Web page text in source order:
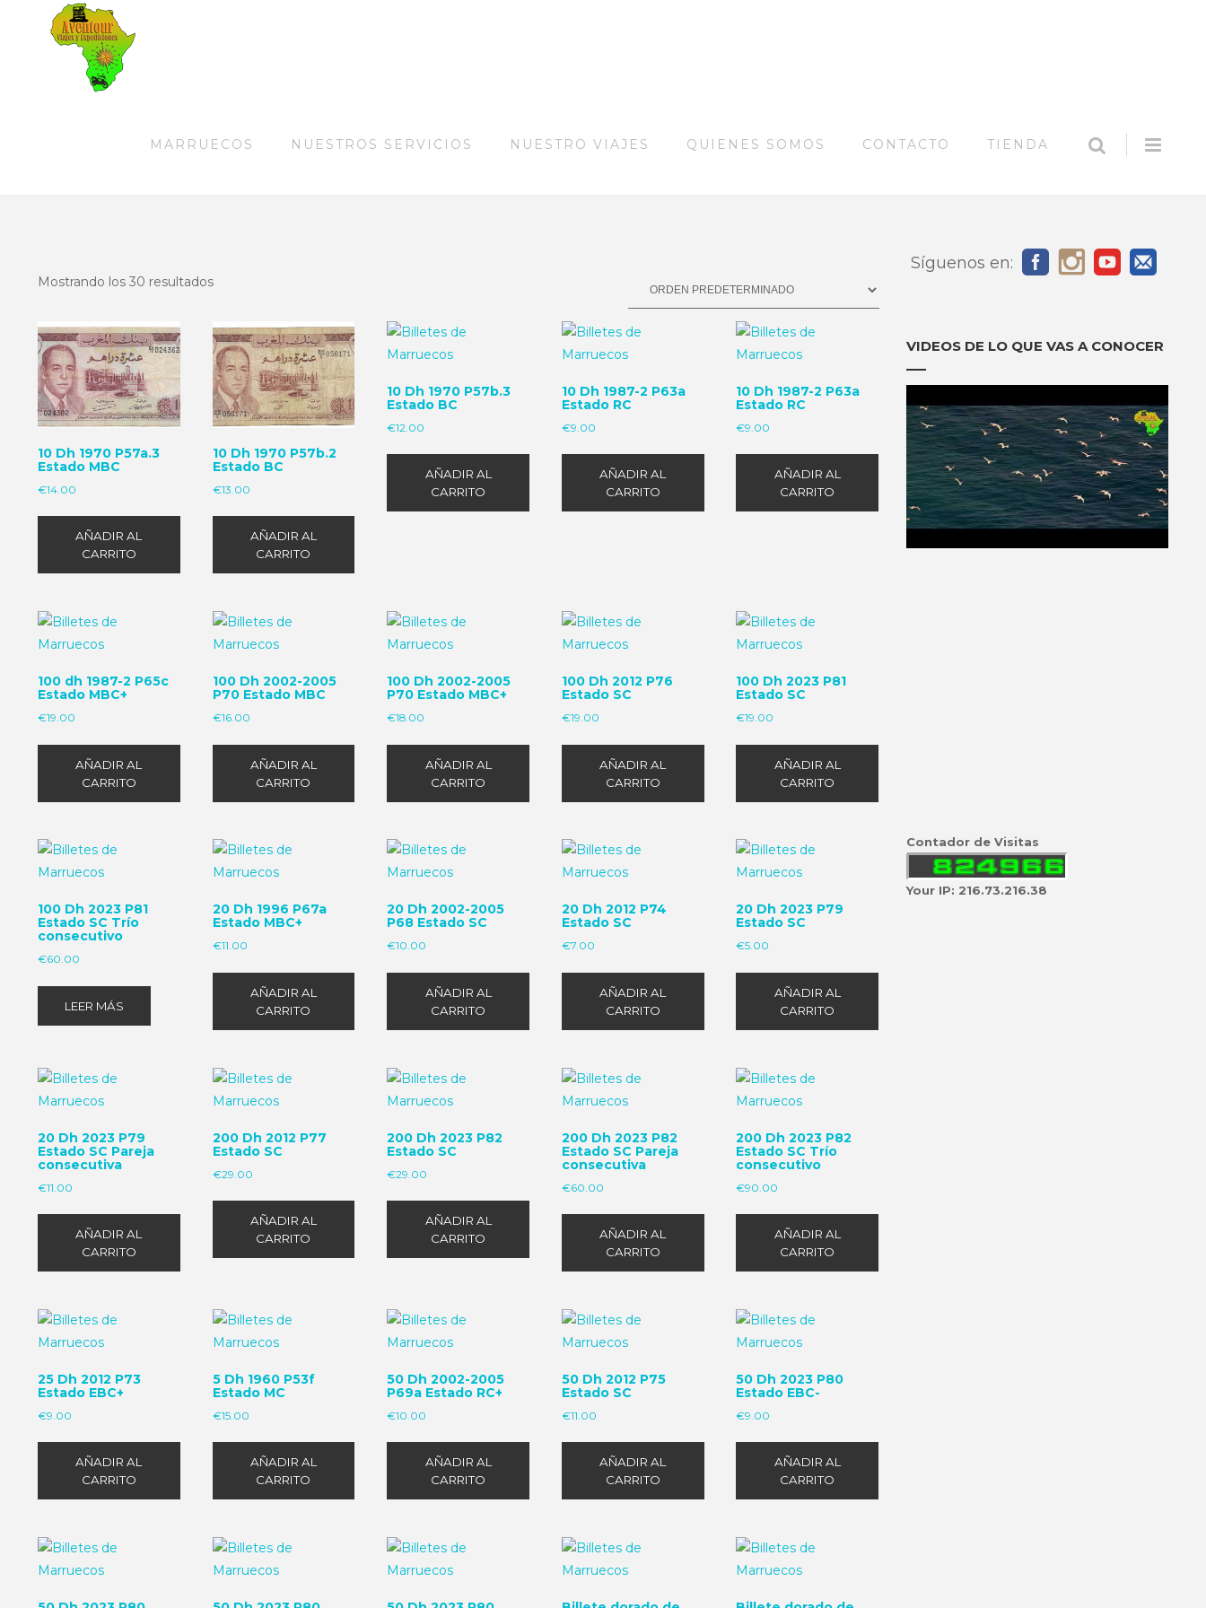
MARRUECOS NUESTROS SERVICIOS NUESTRO VIAJES QUIENES SOMOS CONTACTO TIENDA SEARCH
Mostrando los 30 resultados
10 Dh 1970 P57a.3
Estado MBC
€14.00
AÑADIR AL
CARRITO
10 Dh 1970 P57b.2
Estado BC
€13.00
AÑADIR AL
CARRITO
10 Dh 1970 P57b.3
Estado BC
€12.00
AÑADIR AL
CARRITO
10 Dh 1987-2 P63a
Estado RC
€9.00
AÑADIR AL
CARRITO
10 Dh 1987-2 P63a
Estado RC
€9.00
AÑADIR AL
CARRITO
100 dh 1987-2 P65c
Estado MBC+
€19.00
AÑADIR AL
CARRITO
100 Dh 2002-2005
P70 Estado MBC
€16.00
AÑADIR AL
CARRITO
100 Dh 2002-2005
P70 Estado MBC+
€18.00
AÑADIR AL
CARRITO
100 Dh 2012 P76
Estado SC
€19.00
AÑADIR AL
CARRITO
100 Dh 2023 P81
Estado SC
€19.00
AÑADIR AL
CARRITO
100 Dh 2023 P81
Estado SC Trío
consecutivo
€60.00
LEER MÁS
20 Dh 1996 P67a
Estado MBC+
€11.00
AÑADIR AL
CARRITO
20 Dh 2002-2005
P68 Estado SC
€10.00
AÑADIR AL
CARRITO
20 Dh 2012 P74
Estado SC
€7.00
AÑADIR AL
CARRITO
20 Dh 2023 P79
Estado SC
€5.00
AÑADIR AL
CARRITO
20 Dh 2023 P79
Estado SC Pareja
consecutiva
€11.00
AÑADIR AL
CARRITO
200 Dh 2012 P77
Estado SC
€29.00
AÑADIR AL
CARRITO
200 Dh 2023 P82
Estado SC
€29.00
AÑADIR AL
CARRITO
200 Dh 2023 P82
Estado SC Pareja
consecutiva
€60.00
AÑADIR AL
CARRITO
200 Dh 2023 P82
Estado SC Trío
consecutivo
€90.00
AÑADIR AL
CARRITO
25 Dh 2012 P73
Estado EBC+
€9.00
AÑADIR AL
CARRITO
5 Dh 1960 P53f
Estado MC
€15.00
AÑADIR AL
CARRITO
50 Dh 2002-2005
P69a Estado RC+
€10.00
AÑADIR AL
CARRITO
50 Dh 2012 P75
Estado SC
€11.00
AÑADIR AL
CARRITO
50 Dh 2023 P80
Estado EBC-
€9.00
AÑADIR AL
CARRITO
Síguenos en:
VIDEOS DE LO QUE VAS A CONOCER
Contador de Visitas
Your IP: 216.73.216.38